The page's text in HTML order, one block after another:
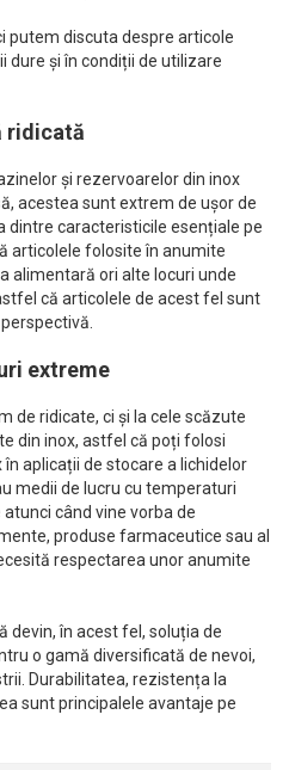
putem discuta despre articole
dure și în condiții de utilizare
ridicată
și rezervoarelor din inox
acestea sunt extrem de ușor de
dintre caracteristicile esențiale pe
articolele folosite în anumite
alimentară ori alte locuri unde
că articolele de acest fel sunt
extreme
de ridicate, ci și la cele scăzute
din inox, astfel că poți folosi
aplicații de stocare a lichidelor
medii de lucru cu temperaturi
când vine vorba de
produse farmaceutice sau al
respectarea unor anumite
devin, în acest fel, soluția de
o gamă diversificată de nevoi,
Durabilitatea, rezistența la
sunt principalele avantaje pe